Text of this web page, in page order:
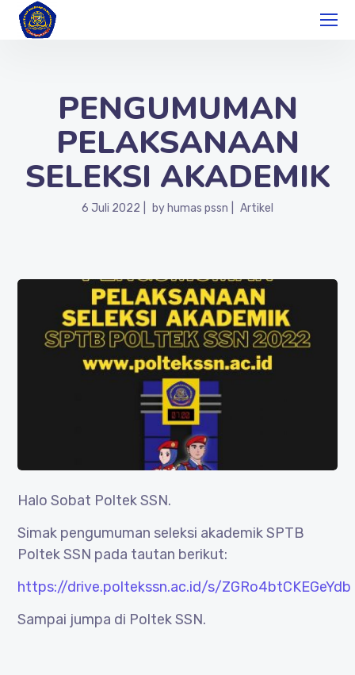
PENGUMUMAN
PELAKSANAAN
SELEKSI AKADEMIK
6 Juli 2022 by humas pssn Artikel
Halo Sobat Poltek SSN.
Simak pengumuman seleksi akademik SPTB
Poltek SSN pada tautan berikut:
https://drive.poltekssn.ac.id/s/ZGRo4btCKEGeYdb
Sampai jumpa di Poltek SSN.